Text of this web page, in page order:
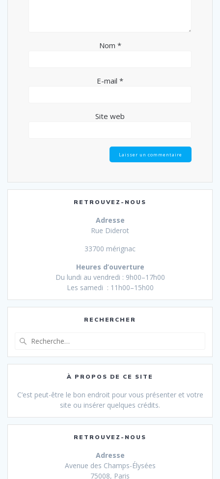
Nom *
E-mail *
Site web
RETROUVEZ-NOUS
Adresse
Rue Diderot
33700 mérignac
Heures d’ouverture
Du lundi au vendredi : 9h00–17h00
Les samedi : 11h00–15h00
RECHERCHER
:
À PROPOS DE CE SITE
C’est peut-être le bon endroit pour vous présenter et votre
site ou insérer quelques crédits.
RETROUVEZ-NOUS
Adresse
Avenue des Champs-Élysées
75008, Paris